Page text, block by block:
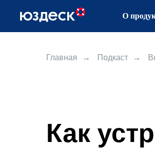
О
Главная → Подкаст →
Как